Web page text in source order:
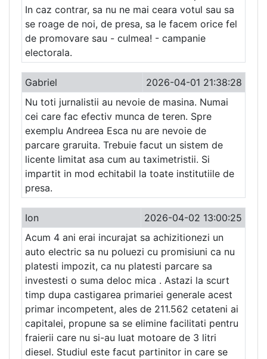
In caz contrar, sa nu ne mai ceara votul sau sa
se roage de noi, de presa, sa le facem orice fel
de promovare sau - culmea! - campanie
electorala.
Gabriel
2026-04-01 21:38:28
Nu toti jurnalistii au nevoie de masina. Numai
cei care fac efectiv munca de teren. Spre
exemplu Andreea Esca nu are nevoie de
parcare graruita. Trebuie facut un sistem de
licente limitat asa cum au taximetristii. Si
impartit in mod echitabil la toate institutiile de
presa.
Ion
2026-04-02 13:00:25
Acum 4 ani erai incurajat sa achizitionezi un
auto electric sa nu poluezi cu promisiuni ca nu
platesti impozit, ca nu platesti parcare sa
investesti o suma deloc mica . Astazi la scurt
timp dupa castigarea primariei generale acest
primar incompetent, ales de 211.562 cetateni ai
capitalei, propune sa se elimine facilitati pentru
fraierii care nu si-au luat motoare de 3 litri
diesel. Studiul este facut partinitor in care se